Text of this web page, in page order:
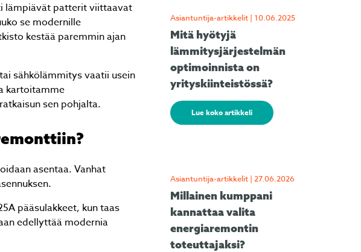
lämpiävät patterit viittaavat
se modernille
kestää paremmin ajan
sähkölämmitys vaatii usein
kartoitamme
sen pohjalta.
asentaa. Vanhat
pääsulakkeet, kun taas
edellyttää modernia
Asiantuntija-artikkelit | 10.06.2025
Mitä hyötyjä
lämmitysjärjestelmän
optimoinnista on
yrityskiinteistössä?
Lue koko artikkeli
Asiantuntija-artikkelit | 27.06.2026
Millainen kumppani
kannattaa valita
energiaremontin
toteuttajaksi?